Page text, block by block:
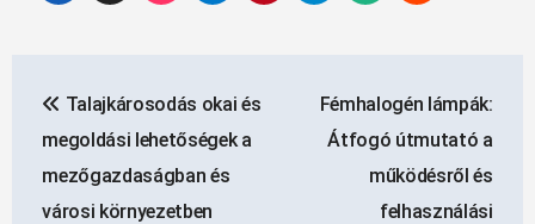
navigáció
Talajkárosodás okai és
megoldási lehetőségek a
mezőgazdaságban és
városi környezetben
Fémhalogén lámpák:
Átfogó útmutató a
működésről és
felhasználási